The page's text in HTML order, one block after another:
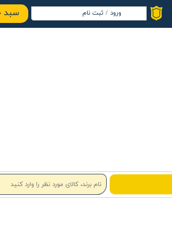
سبد ورود / ثبت نام
حساب کاربری من